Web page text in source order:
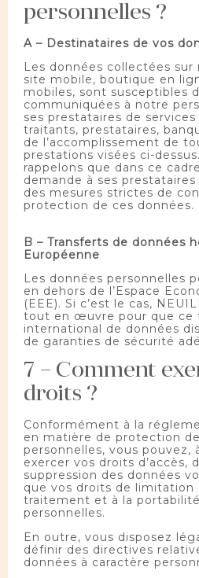
personnelles ?
A – Destinataires de vos
Les données collectées
site mobile, boutique en
mobiles, sont susceptibles
communiquées à notre
ses prestataires de services
traitants, prestataires,
de l’accomplissement de
prestations visées ci-
rappelons que dans ce
demande à ses
des mesures strictes de
protection de ces données.
B – Transferts de données
Européenne
Les données personnelles
en dehors de l’Espace
(EEE). Si c’est le cas,
tout en œuvre pour que ce
international de données
de garanties de sécurité
7 – Comment
droits ?
Conformément à la
en matière de protection
personnelles, vous
exercer vos droits d’accès,
suppression des données
que vos droits de limitation
traitement et à la
personnelles.
En outre, vous disposez
définir des directives
données à caractère